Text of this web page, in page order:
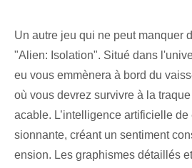
Un autre jeu qui ne peut manquer
"Alien: Isolation". Situé dans
eu vous emmènera à bord du
où vous devrez survivre à la
acable. L’intelligence artificielle
sionnante, créant un sentiment
ension. Les graphismes détaillés